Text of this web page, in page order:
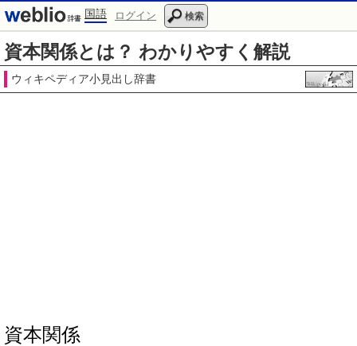
国語 ログイン 検索
資本関係とは？ わかりやすく解説
ウィキペディア小見出し辞書
資本関係